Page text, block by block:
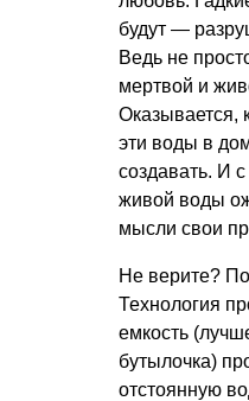
будут —
Ведь не
мертвой и
Оказывается,
эти воды в
создавать. И
живой воды
мысли свои
Не верите?
Технология
емкость
бутылочка)
отстоянную